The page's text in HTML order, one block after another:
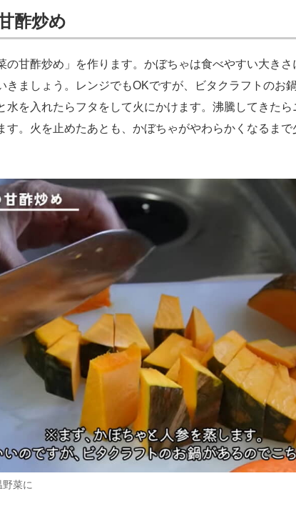
酢炒め
甘酢炒め」を作ります。かぼちゃは食べやすい大きさ
きましょう。レンジでもOKですが、ビタクラフトのお
水を入れたらフタをして火にかけます。沸騰してきたら
す。火を止めたあとも、かぼちゃがやわらかくなるまで
菜に